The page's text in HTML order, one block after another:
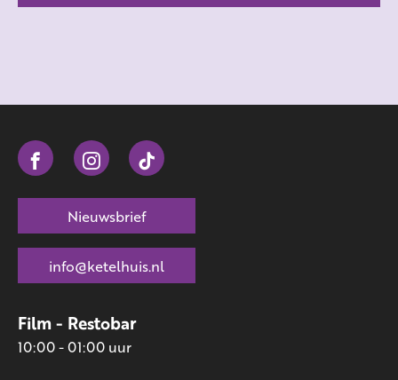
Film - Restobar
10:00 - 01:00 uur
Nieuwsbrief
info@ketelhuis.nl